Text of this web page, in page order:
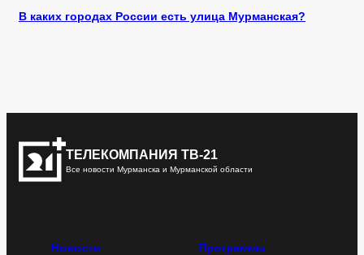
В каких городах России есть улица Мурманская?
ТЕЛЕКОМПАНИЯ ТВ-21
Все новости Мурманска и Мурманской области
Новости Программы